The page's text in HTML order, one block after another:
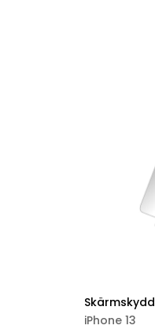
Skärmskydd
iPhone 13